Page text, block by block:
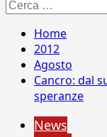
Ricerca
per:
Home
2012
Agosto
Cancro: dal
speranze
News